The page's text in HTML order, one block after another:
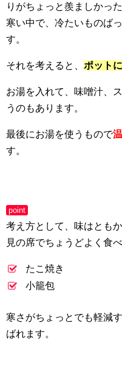
りがちょっと羨ましかった
寒い中で、冷たいものば
す。
それを考えると、 ポット
お湯を入れて、味噌汁、
うのもあります。
最後にお湯を使うもので
す。
point
考え方として、味はともか
見の席でちょうどよく食
たこ焼き
小籠包
寒さがちょっとでも軽減
ばれます。